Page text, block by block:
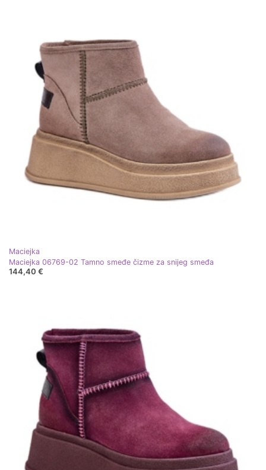
Maciejka
Maciejka 06769-02 Tamno smeđe čizme za snijeg smeđa
144,40 €